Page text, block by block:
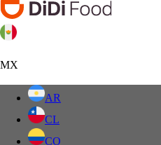
MX
AR
CL
CO